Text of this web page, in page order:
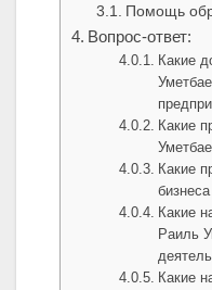
Помощь
Вопрос-ответ:
Какие
Какие
Какие
Какие
Раиль
Какие